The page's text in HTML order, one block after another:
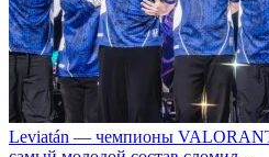
Leviatán — чемпионы